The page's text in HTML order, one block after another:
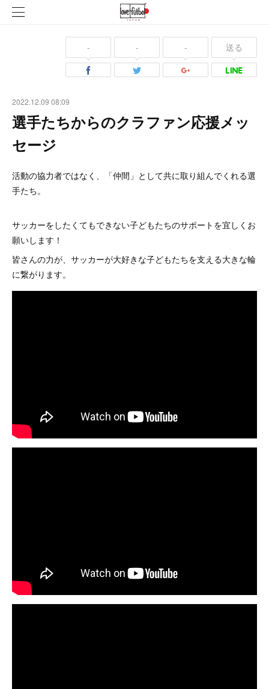
- - - 送る
2022.12.09 08:09
選手たちからのクラファン応援メッ
セージ
活動の協力者ではなく、「仲間」として共に取り組んでくれる選
手たち。
サッカーをしたくてもできない子どもたちのサポートを宜しくお
願いします！
皆さんの力が、サッカーが大好きな子どもたちを支える大きな輪
に繋がります。